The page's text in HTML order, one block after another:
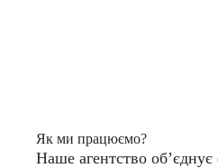
Як ми працюємо?
Наше агентство об’єднує